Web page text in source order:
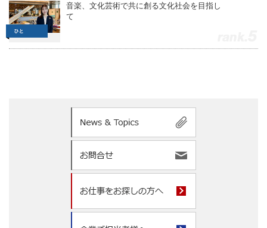
音楽、文化芸術で共に創る文化社会を目指し
て